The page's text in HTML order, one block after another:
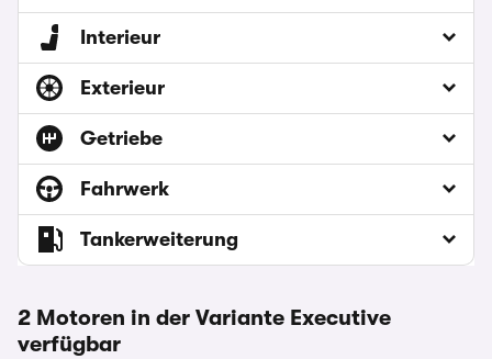
Interieur
Exterieur
Getriebe
Fahrwerk
Tankerweiterung
2 Motoren in der Variante Executive
verfügbar